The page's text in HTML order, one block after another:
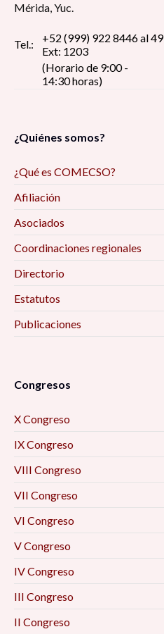
Mérida, Yuc.
Tel.:
+52 (999) 922 8446 al 49
Ext: 1203
(Horario de 9:00 -
14:30 horas)
¿Quiénes somos?
¿Qué es COMECSO?
Afiliación
Asociados
Coordinaciones regionales
Directorio
Estatutos
Publicaciones
Congresos
X Congreso
IX Congreso
VIII Congreso
VII Congreso
VI Congreso
V Congreso
IV Congreso
III Congreso
II Congreso